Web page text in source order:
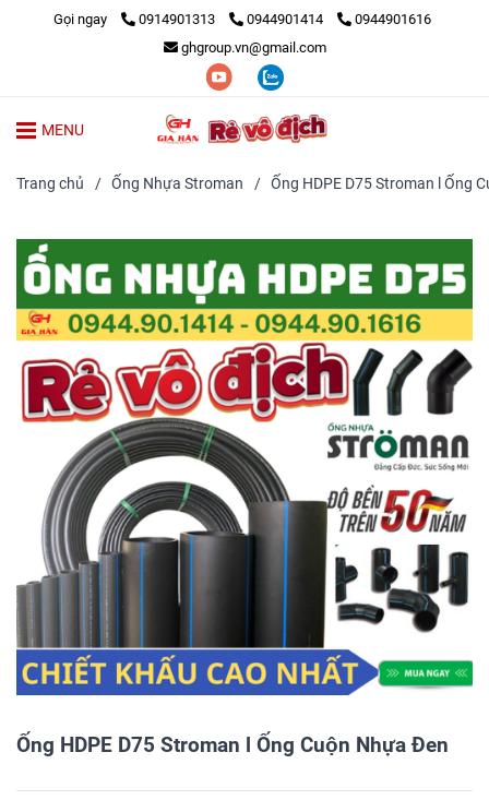
Gọi ngay 0914901313 0944901414
0944901616
ghgroup.vn@gmail.com
MENU
Trang chủ / Ống Nhựa Stroman / Ống HDPE D75 Stroman l Ống
Ống HDPE D75 Stroman l Ống Cuộn Nhựa Đen